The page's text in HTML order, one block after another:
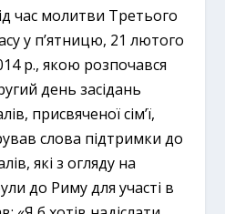
час молитви Третього
у п’ятницю, 21 лютого
р., якою розпочався
день засідань
присвяченої сім’ї,
слова підтримки до
які з огляду на
до Риму для участі в